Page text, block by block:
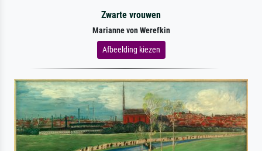
Zwarte vrouwen
Marianne von Werefkin
Afbeelding kiezen